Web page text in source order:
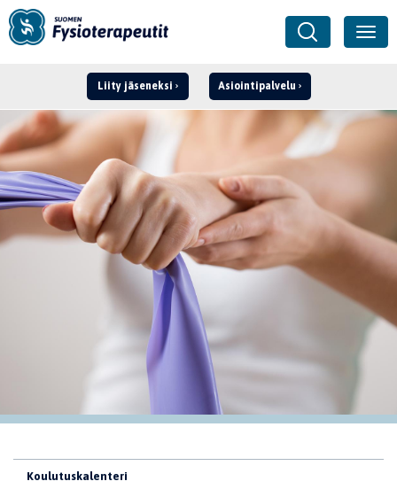
Liity jäseneksi Asiointipalvelu
Kirjaudu ›
Koulutuskalenteri